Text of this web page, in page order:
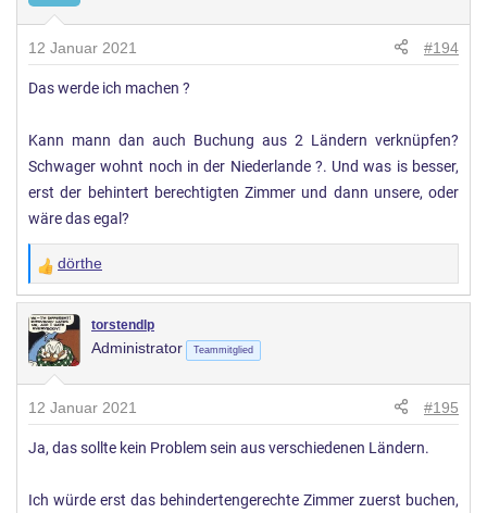
n
g
e
:
12 Januar 2021 #194
Das werde ich machen ?
Kann mann dan auch Buchung aus 2 Ländern verknüpfen?
Schwager wohnt noch in der Niederlande ?. Und was is besser,
erst der behintert berechtigten Zimmer und dann unsere, oder
wäre das egal?
W
e
r
t
n
g
e
:
dörthe
torstendlp
Administrator Teammitglied
12 Januar 2021 #195
Ja, das sollte kein Problem sein aus verschiedenen Ländern.
Ich würde erst das behindertengerechte Zimmer zuerst buchen,